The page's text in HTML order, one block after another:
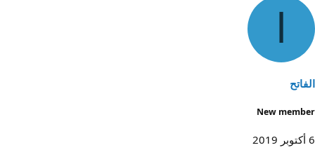
الفاتح
New member
6 أكتوبر 2019